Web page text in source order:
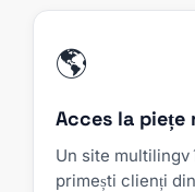
🌎
Acces la piețe
Un site multilingv
primești clienți